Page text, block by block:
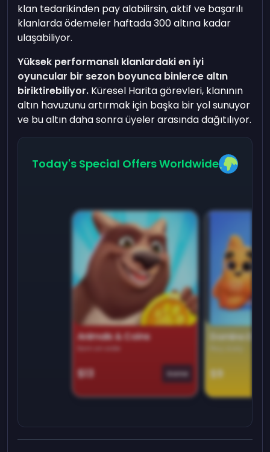
klan tedarikinden pay alabilirsin, aktif ve başarılı
klanlarda ödemeler haftada 300 altına kadar
ulaşabiliyor.
Yüksek performanslı klanlardaki en iyi
oyuncular bir sezon boyunca binlerce altın
biriktirebiliyor. Küresel Harita görevleri, klanının
altın havuzunu artırmak için başka bir yol sunuyor
ve bu altın daha sonra üyeler arasında dağıtılıyor.
Today's Special Offers Worldwide
Animals & Coins
Earn on side
$13 Game
Domino
$9